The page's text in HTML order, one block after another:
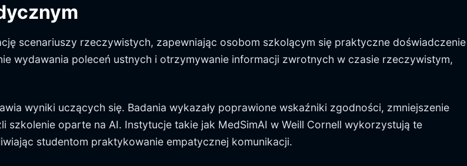
scenariuszy rzeczywistych, zapewniając osobom szkolącym się praktyczne doświadczenie
wydawania poleceń ustnych i otrzymywanie informacji zwrotnych w czasie rzeczywistym,
wyniki uczących się. Badania wykazały poprawione wskaźniki zgodności, zmniejszenie
oparte na AI. Instytucje takie jak MedSimAI w Weill Cornell wykorzystują te
studentom praktykowanie empatycznej komunikacji.